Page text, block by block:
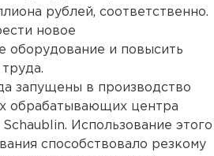
рублей, соответственно.
новое
оборудование и повысить
запущены в производство
обрабатывающих центра
Использование этого
способствовало резкому